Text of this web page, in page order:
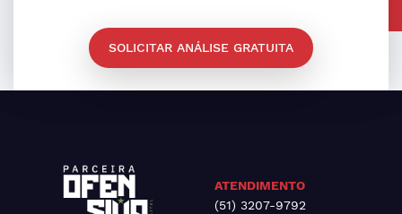
SOLICITAR ANÁLISE GRATUITA
ATENDIMENTO
(51) 3207-9792